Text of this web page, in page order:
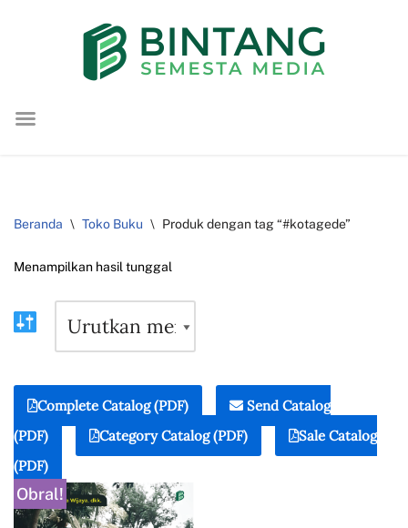
konten
Beranda \ Toko Buku \ Produk dengan tag “#kotagede”
Menampilkan hasil tunggal
Complete Catalog (PDF)
Send Catalog
(PDF)
Category Catalog (PDF)
Sale Catalog
(PDF)
Obral!